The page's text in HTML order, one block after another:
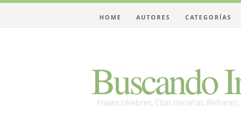
Buscando
Frases célebres, Citas literarias,
HOME AUTORES CATEGORÍAS